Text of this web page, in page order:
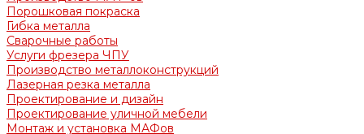
Порошковая покраска
Гибка металла
Сварочные работы
Услуги фрезера ЧПУ
Производство металлоконструкций
Лазерная резка металла
Проектирование и дизайн
Проектирование уличной мебели
Монтаж и установка МАФов